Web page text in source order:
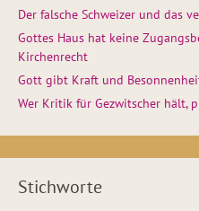
Der falsche Schweizer und das
Gottes Haus hat keine
Kirchenrecht
Gott gibt Kraft und
Wer Kritik für Gezwitscher hält,
Stichworte